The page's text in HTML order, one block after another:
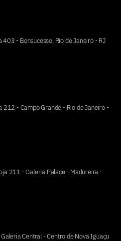
- Bonsucesso, Rio de Janeiro - RJ
212 - Campo Grande - Rio de Janeiro -
211 - Galeria Palace - Madureira -
Central - Centro de Nova Iguaçu